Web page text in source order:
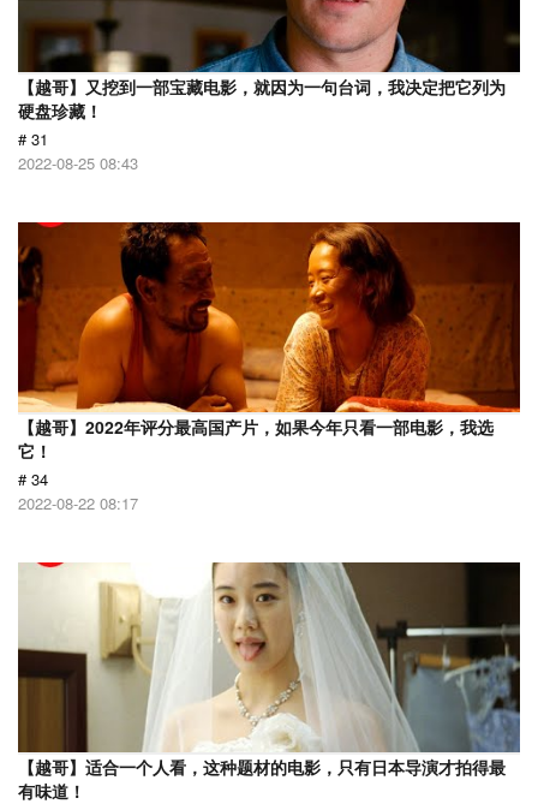
【越哥】又挖到一部宝藏电影，就因为一句台词，我决定把它列为
硬盘珍藏！
# 31
2022-08-25 08:43
【越哥】2022年评分最高国产片，如果今年只看一部电影，我选
它！
# 34
2022-08-22 08:17
【越哥】适合一个人看，这种题材的电影，只有日本导演才拍得最
有味道！